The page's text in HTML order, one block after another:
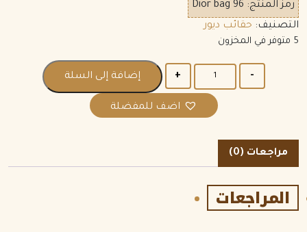
رمز المنتج: Dior bag 96
التصنيف: حقائب ديور
5 متوفر في المخزون
إضافة إلى السلة
اضف للمفضلة
مراجعات (0)
المراجعات